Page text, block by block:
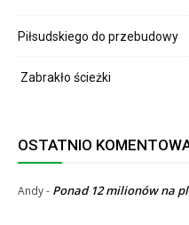
Piłsudskiego do przebudowy
Zabrakło ścieżki
OSTATNIO
Andy- Ponad 12 milionów na